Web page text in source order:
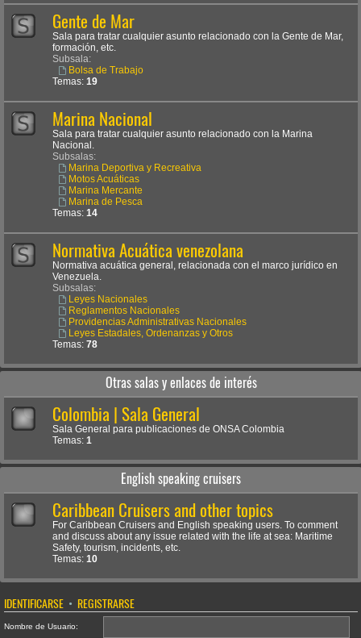
Gente de Mar
Sala para tratar cualquier asunto relacionado con la Gente de Mar,
formación, etc.
Subsala:
Bolsa de Trabajo
Temas: 19
Marina Nacional
Sala para tratar cualquier asunto relacionado con la Marina
Nacional.
Subsalas:
Marina Deportiva y Recreativa
Motos Acuáticas
Marina Mercante
Marina de Pesca
Temas: 14
Normativa Acuática venezolana
Normativa acuática general, relacionada con el marco jurídico en
Venezuela.
Subsalas:
Leyes Nacionales
Reglamentos Nacionales
Providencias Administrativas Nacionales
Leyes Estadales, Ordenanzas y Otros
Temas: 78
Otras salas y enlaces de interés
Colombia | Sala General
Sala General para publicaciones de ONSA Colombia
Temas: 1
English speaking cruisers
Caribbean Cruisers and other topics
For Caribbean Cruisers and English speaking users. To comment
and discuss about any issue related with the life at sea: Maritime
Safety, tourism, incidents, etc.
Temas: 10
IDENTIFICARSE • REGISTRARSE
Nombre de Usuario: